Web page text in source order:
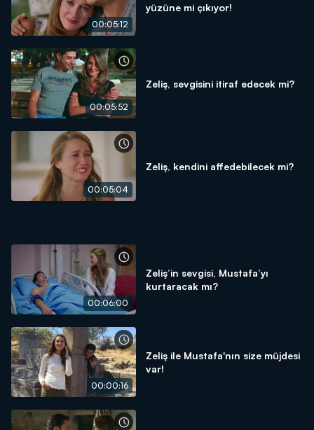
00:05:12
yüzüne mi çıkıyor!
00:05:52
Zeliş, sevgisini itiraf edecek mi?
00:05:04
Zeliş, kendini affedebilecek mi?
00:06:00
Zeliş’in sevgisi, Mustafa’yı
kurtaracak mı?
00:00:16
Zeliş ile Mustafa'nın size müjdesi
var!